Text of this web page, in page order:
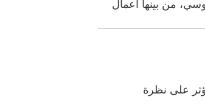
من بينها أعمال
على نظرة